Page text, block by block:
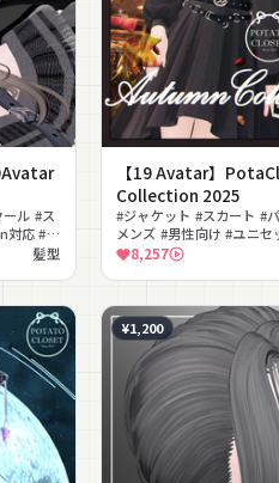
ル #ス
対応 #シ
髪型
【19 Avatar】
Collection 2025
#ジャケット #スカート #
メンズ #男性向け #ユニ
#MA対応
8,257
¥1,200